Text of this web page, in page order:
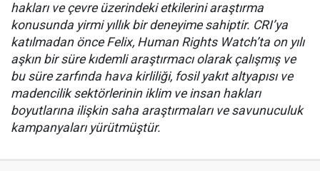
hakları ve çevre üzerindeki etkilerini araştırma
konusunda yirmi yıllık bir deneyime sahiptir. CRI’ya
katılmadan önce Felix, Human Rights Watch’ta on yılı
aşkın bir süre kıdemli araştırmacı olarak çalışmış ve
bu süre zarfında hava kirliliği, fosil yakıt altyapısı ve
madencilik sektörlerinin iklim ve insan hakları
boyutlarına ilişkin saha araştırmaları ve savunuculuk
kampanyaları yürütmüştür.